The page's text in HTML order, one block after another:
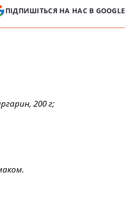
ПІДПИШІТЬСЯ НА НАС В GOOGLE
200 г;